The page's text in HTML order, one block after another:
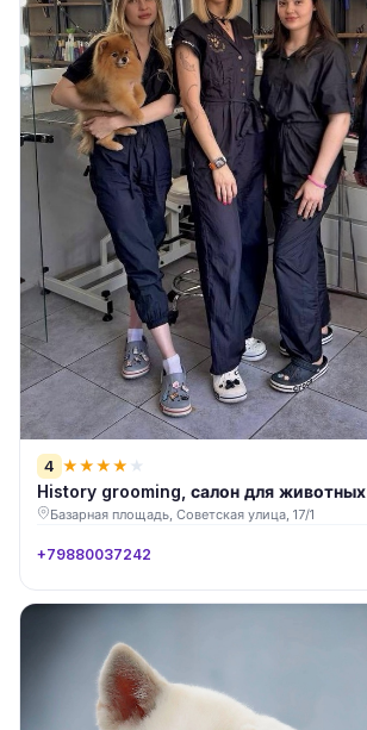
4 ★★★★ ★
History grooming, салон для животных
Базарная площадь, Советская улица, 17/1
+79880037242